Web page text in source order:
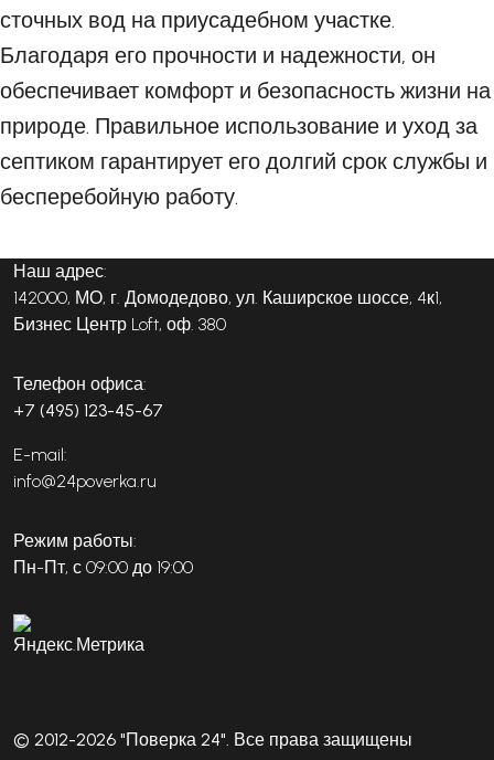
сточных вод на приусадебном участке.
Благодаря его прочности и надежности, он
обеспечивает комфорт и безопасность жизни на
природе. Правильное использование и уход за
септиком гарантирует его долгий срок службы и
бесперебойную работу.
Наш адрес:
142000, МО, г. Домодедово, ул. Каширское шоссе, 4к1,
Бизнес Центр Loft, оф. 380
Телефон офиса:
+7 (495) 123-45-67
E-mail:
info@24poverka.ru
Режим работы:
Пн-Пт, с 09:00 до 19:00
© 2012-2026 "Поверка 24". Все права защищены